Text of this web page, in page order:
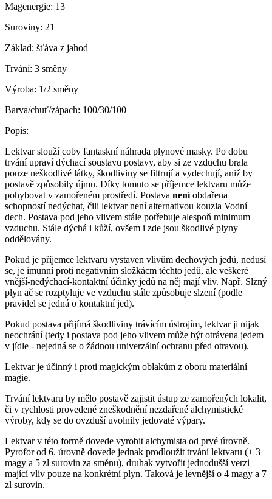
Magenergie: 13
Suroviny: 21
Základ: šťáva z jahod
Trvání: 3 směny
Výroba: 1/2 směny
Barva/chuť/zápach: 100/30/100
Popis:
Lektvar slouží coby fantaskní náhrada plynové masky. Po dobu
trvání upraví dýchací soustavu postavy, aby si ze vzduchu brala
pouze neškodlivé látky, škodliviny se filtrují a vydechují, aniž by
postavě způsobily újmu. Díky tomuto se příjemce lektvaru může
pohybovat v zamořeném prostředí. Postava neníobdařena
schopností nedýchat, čili lektvar není alternativou kouzla Vodní
dech. Postava pod jeho vlivem stále potřebuje alespoň minimum
vzduchu. Stále dýchá i kůží, ovšem i zde jsou škodlivé plyny
oddělovány.
Pokud je příjemce lektvaru vystaven vlivům dechových jedů, nedusí
se, je imunní proti negativním složkácm těchto jedů, ale veškeré
vnější-nedýchací-kontaktní účinky jedů na něj mají vliv. Např. Slzný
plyn ač se rozptyluje ve vzduchu stále způsobuje slzení (podle
pravidel se jedná o kontaktní jed).
Pokud postava přijímá škodliviny trávícím ústrojím, lektvar ji nijak
neochrání (tedy i postava pod jeho vlivem může být otrávena jedem
v jídle - nejedná se o žádnou univerzální ochranu před otravou).
Lektvar je účinný i proti magickým oblakům z oboru materiální
magie.
Trvání lektvaru by mělo postavě zajistit ústup ze zamořených lokalit,
či v rychlosti provedené zneškodnění nezdařené alchymistické
výroby, kdy se do ovzduší uvolnily jedovaté výpary.
Lektvar v této formě dovede vyrobit alchymista od prvé úrovně.
Pyrofor od 6. úrovně dovede jednak prodloužit trvání lektvaru (+ 3
magy a 5 zl surovin za směnu), druhak vytvořit jednodušší verzi
mající vliv pouze na konkrétní plyn. Taková je levnější o 4 magy a 7
zl surovin.